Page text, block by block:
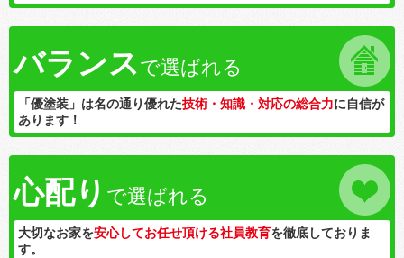
バランスで選ばれる
「優塗装」は名の通り優れた技術・知識・対応の総合力に自信が
あります！
心配り で選ばれる
大切なお家を安心してお任せ頂ける社員教育を徹底しておりま
す。